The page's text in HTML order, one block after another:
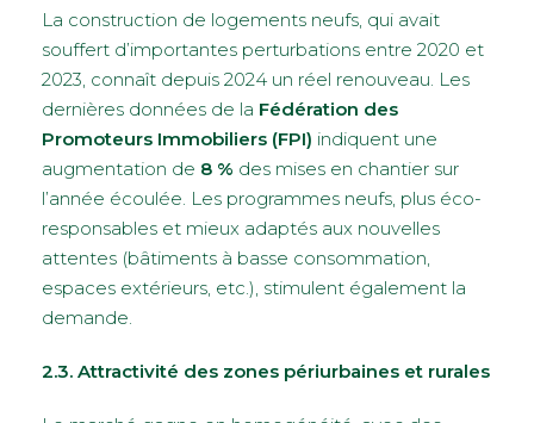
La construction de logements neufs, qui avait
souffert d’importantes perturbations entre 2020 et
2023, connaît depuis 2024 un réel renouveau. Les
dernières données de la Fédération des
Promoteurs Immobiliers (FPI) indiquent une
augmentation de 8 % des mises en chantier sur
l’année écoulée. Les programmes neufs, plus éco-
responsables et mieux adaptés aux nouvelles
attentes (bâtiments à basse consommation,
espaces extérieurs, etc.), stimulent également la
demande.
2.3. Attractivité des zones périurbaines et rurales